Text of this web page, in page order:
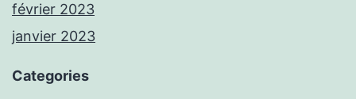
février 2023
janvier 2023
Categories